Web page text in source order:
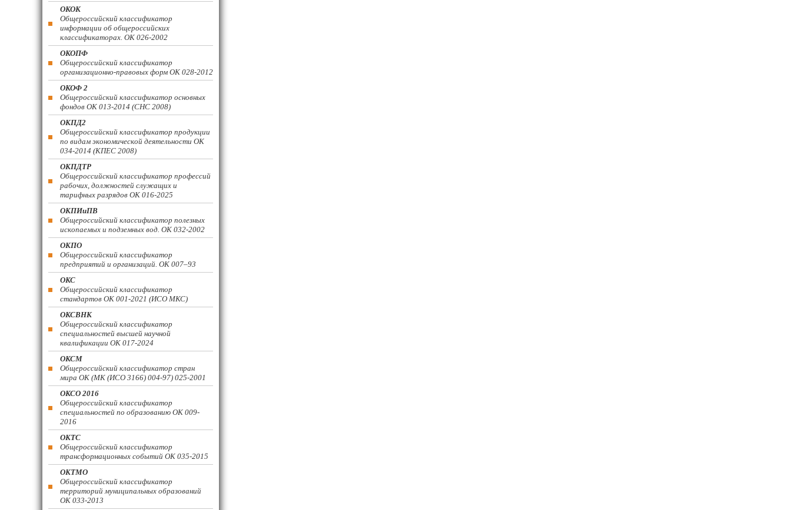
ОКОК
Общероссийский классификатор
информации об общероссийских
классификаторах. ОК 026-2002
ОКОПФ
Общероссийский классификатор
организационно-правовых форм ОК 028-2012
ОКОФ 2
Общероссийский классификатор основных
фондов ОК 013-2014 (СНС 2008)
ОКПД2
Общероссийский классификатор продукции
по видам экономической деятельности ОК
034-2014 (КПЕС 2008)
ОКПДТР
Общероссийский классификатор профессий
рабочих, должностей служащих и
тарифных разрядов ОК 016-2025
ОКПИиПВ
Общероссийский классификатор полезных
ископаемых и подземных вод. ОК 032-2002
ОКПО
Общероссийский классификатор
предприятий и организаций. ОК 007–93
ОКС
Общероссийский классификатор
стандартов ОК 001-2021 (ИСО МКС)
ОКСВНК
Общероссийский классификатор
специальностей высшей научной
квалификации ОК 017-2024
ОКСМ
Общероссийский классификатор стран
мира ОК (МК (ИСО 3166) 004-97) 025-2001
ОКСО 2016
Общероссийский классификатор
специальностей по образованию ОК 009-
2016
ОКТС
Общероссийский классификатор
трансформационных событий ОК 035-2015
ОКТМО
Общероссийский классификатор
территорий муниципальных образований
ОК 033-2013